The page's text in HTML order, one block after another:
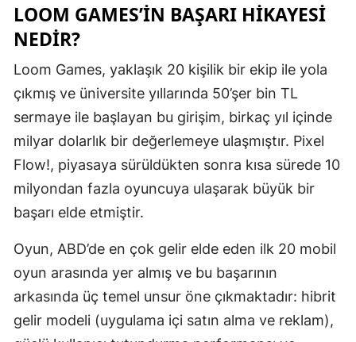
LOOM GAMES’IN BAŞARI HIKAYESI
NEDIR?
Loom Games, yaklaşık 20 kişilik bir ekip ile yola
çıkmış ve üniversite yıllarında 50’şer bin TL
sermaye ile başlayan bu girişim, birkaç yıl içinde
milyar dolarlık bir değerlemeye ulaşmıştır. Pixel
Flow!, piyasaya sürüldükten sonra kısa sürede 10
milyondan fazla oyuncuya ulaşarak büyük bir
başarı elde etmiştir.
Oyun, ABD’de en çok gelir elde eden ilk 20 mobil
oyun arasında yer almış ve bu başarının
arkasında üç temel unsur öne çıkmaktadır: hibrit
gelir modeli (uygulama içi satın alma ve reklam),